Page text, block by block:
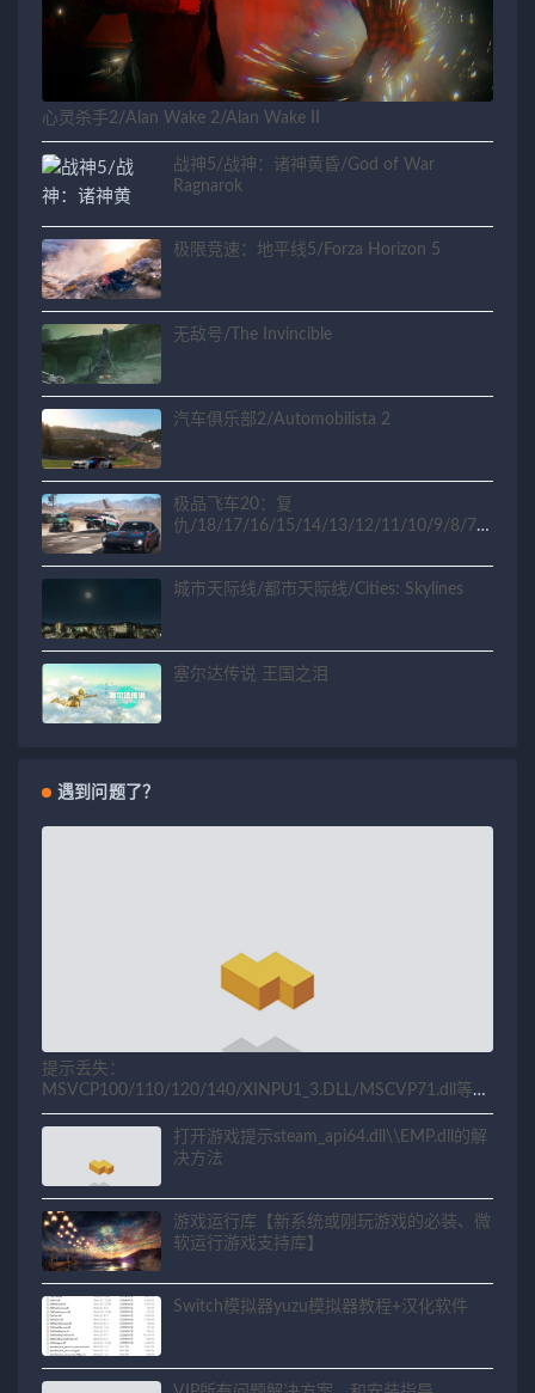
心灵杀手2/Alan Wake 2/Alan Wake II
战神5/战神：诸神黄昏/God of War
Ragnarok
极限竞速：地平线5/Forza Horizon 5
无敌号/The Invincible
汽车俱乐部2/Automobilista 2
极品飞车20：复
仇/18/17/16/15/14/13/12/11/10/9/8/7/6
城市天际线/都市天际线/Cities: Skylines
塞尔达传说 王国之泪
遇到问题了？
提示丢失：
MSVCP100/110/120/140/XINPU1_3.DLL/MSCVP71.dll等相
关问题解决方法
打开游戏提示steam_api64.dll\\EMP.dll的解
决方法
游戏运行库【新系统或刚玩游戏的必装、微
软运行游戏支持库】
Switch模拟器yuzu模拟器教程+汉化软件